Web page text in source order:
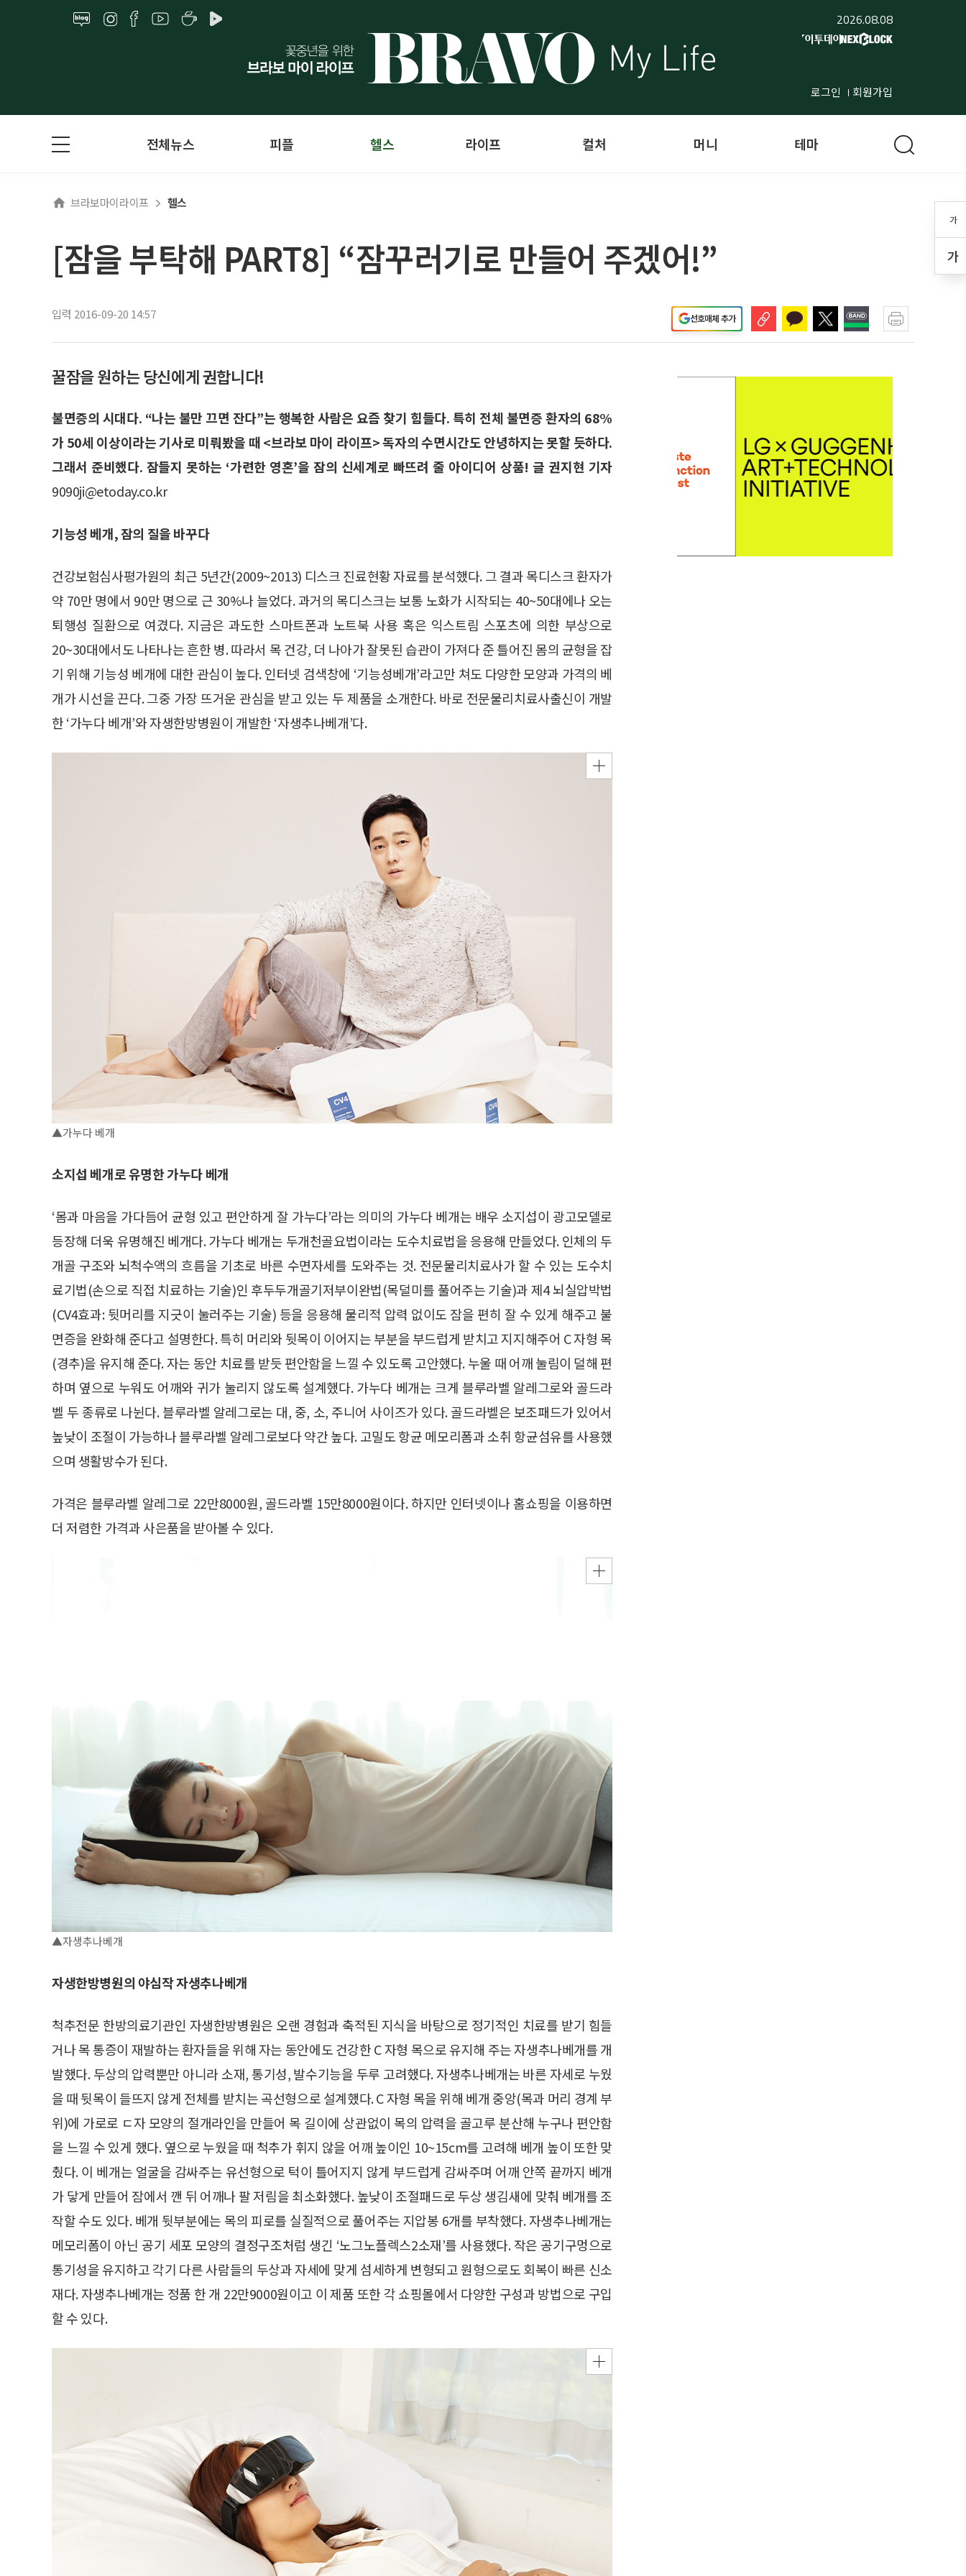
2026.08.08
로그인 회원가입
가
가
전체뉴스 피플 헬스 라이프 컬처 머니 테마
브라보마이라이프 헬스
[잠을 부탁해 PART8] “잠꾸러기로 만들어 주겠어!”
입력 2016-09-20 14:57 선호매체 추가
꿀잠을 원하는 당신에게 권합니다!
불면증의 시대다. “나는 불만 끄면 잔다”는 행복한 사람은 요즘 찾기 힘들다. 특히 전체 불면증 환자의 68%
가 50세 이상이라는 기사로 미뤄봤을 때 <브라보 마이 라이프> 독자의 수면시간도 안녕하지는 못할 듯하다.
그래서 준비했다. 잠들지 못하는 ‘가련한 영혼’을 잠의 신세계로 빠뜨려 줄 아이디어 상품! 글 권지현 기자
9090ji@etoday.co.kr
기능성 베개, 잠의 질을 바꾸다
건강보험심사평가원의 최근 5년간(2009~2013) 디스크 진료현황 자료를 분석했다. 그 결과 목디스크 환자가
약 70만 명에서 90만 명으로 근 30%나 늘었다. 과거의 목디스크는 보통 노화가 시작되는 40~50대에나 오는
퇴행성 질환으로 여겼다. 지금은 과도한 스마트폰과 노트북 사용 혹은 익스트림 스포츠에 의한 부상으로
20~30대에서도 나타나는 흔한 병. 따라서 목 건강, 더 나아가 잘못된 습관이 가져다 준 틀어진 몸의 균형을 잡
기 위해 기능성 베개에 대한 관심이 높다. 인터넷 검색창에 ‘기능성베개’라고만 쳐도 다양한 모양과 가격의 베
개가 시선을 끈다. 그중 가장 뜨거운 관심을 받고 있는 두 제품을 소개한다. 바로 전문물리치료사출신이 개발
한 ‘가누다 베개’와 자생한방병원이 개발한 ‘자생추나베개’다.
▲가누다 베개
소지섭 베개로 유명한 가누다 베개
‘몸과 마음을 가다듬어 균형 있고 편안하게 잘 가누다’라는 의미의 가누다 베개는 배우 소지섭이 광고모델로
등장해 더욱 유명해진 베개다. 가누다 베개는 두개천골요법이라는 도수치료법을 응용해 만들었다. 인체의 두
개골 구조와 뇌척수액의 흐름을 기초로 바른 수면자세를 도와주는 것. 전문물리치료사가 할 수 있는 도수치
료기법(손으로 직접 치료하는 기술)인 후두두개골기저부이완법(목덜미를 풀어주는 기술)과 제4 뇌실압박법
(CV4효과: 뒷머리를 지긋이 눌러주는 기술) 등을 응용해 물리적 압력 없이도 잠을 편히 잘 수 있게 해주고 불
면증을 완화해 준다고 설명한다. 특히 머리와 뒷목이 이어지는 부분을 부드럽게 받치고 지지해주어 C 자형 목
(경추)을 유지해 준다. 자는 동안 치료를 받듯 편안함을 느낄 수 있도록 고안했다. 누울 때 어깨 눌림이 덜해 편
하며 옆으로 누워도 어깨와 귀가 눌리지 않도록 설계했다. 가누다 베개는 크게 블루라벨 알레그로와 골드라
벨 두 종류로 나뉜다. 블루라벨 알레그로는 대, 중, 소, 주니어 사이즈가 있다. 골드라벨은 보조패드가 있어서
높낮이 조절이 가능하나 블루라벨 알레그로보다 약간 높다. 고밀도 항균 메모리폼과 소취 항균섬유를 사용했
으며 생활방수가 된다.
가격은 블루라벨 알레그로 22만8000원, 골드라벨 15만8000원이다. 하지만 인터넷이나 홈쇼핑을 이용하면
더 저렴한 가격과 사은품을 받아볼 수 있다.
▲자생추나베개
자생한방병원의 야심작 자생추나베개
척추전문 한방의료기관인 자생한방병원은 오랜 경험과 축적된 지식을 바탕으로 정기적인 치료를 받기 힘들
거나 목 통증이 재발하는 환자들을 위해 자는 동안에도 건강한 C 자형 목으로 유지해 주는 자생추나베개를 개
발했다. 두상의 압력뿐만 아니라 소재, 통기성, 발수기능을 두루 고려했다. 자생추나베개는 바른 자세로 누웠
을 때 뒷목이 들뜨지 않게 전체를 받치는 곡선형으로 설계했다. C 자형 목을 위해 베개 중앙(목과 머리 경계 부
위)에 가로로 ㄷ자 모양의 절개라인을 만들어 목 길이에 상관없이 목의 압력을 골고루 분산해 누구나 편안함
을 느낄 수 있게 했다. 옆으로 누웠을 때 척추가 휘지 않을 어깨 높이인 10~15cm를 고려해 베개 높이 또한 맞
췄다. 이 베개는 얼굴을 감싸주는 유선형으로 턱이 틀어지지 않게 부드럽게 감싸주며 어깨 안쪽 끝까지 베개
가 닿게 만들어 잠에서 깬 뒤 어깨나 팔 저림을 최소화했다. 높낮이 조절패드로 두상 생김새에 맞춰 베개를 조
작할 수도 있다. 베개 뒷부분에는 목의 피로를 실질적으로 풀어주는 지압봉 6개를 부착했다. 자생추나베개는
메모리폼이 아닌 공기 세포 모양의 결정구조처럼 생긴 ‘노그노플렉스2소재’를 사용했다. 작은 공기구멍으로
통기성을 유지하고 각기 다른 사람들의 두상과 자세에 맞게 섬세하게 변형되고 원형으로도 회복이 빠른 신소
재다. 자생추나베개는 정품 한 개 22만9000원이고 이 제품 또한 각 쇼핑몰에서 다양한 구성과 방법으로 구입
할 수 있다.